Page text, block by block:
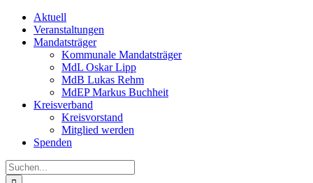
Aktuell
Veranstaltungen
Mandatsträger
Kommunale Mandatsträger
MdL Oskar Lipp
MdB Lukas Rehm
MdEP Markus Buchheit
Kreisverband
Kreisvorstand
Mitglied werden
Spenden
Suche
nach: